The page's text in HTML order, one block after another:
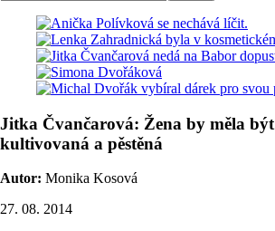
Jitka Čvančarová: Žena by měla
kultivovaná a pěstěná
Autor: Monika Kosová
27. 08. 2014